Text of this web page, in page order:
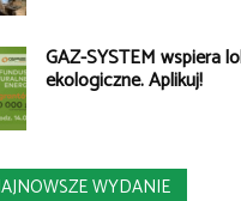
GAZ-SYSTEM wspiera
ekologiczne. Aplikuj!
WYDANIE